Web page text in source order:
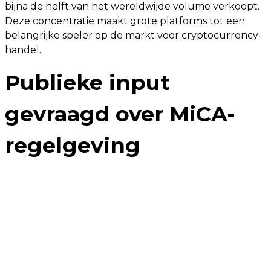
bijna de helft van het wereldwijde volume verkoopt.
Deze concentratie maakt grote platforms tot een
belangrijke speler op de markt voor cryptocurrency-
handel.
Publieke input
gevraagd over MiCA-
regelgeving